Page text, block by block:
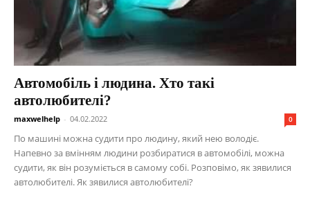
Автомобіль і людина. Хто такі
автолюбителі?
maxwelhelp - 04.02.2022 0
По машині можна судити про людину, який нею володіє.
Напевно за вмінням людини розбиратися в автомобілі, можна
судити, як він розуміється в самому собі. Розповімо, як зявилися
автолюбителі. Як зявилися автолюбителі?